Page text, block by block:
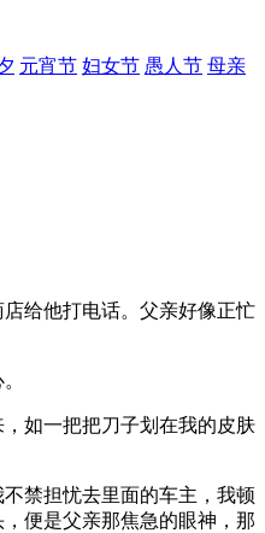
元宵节 妇女节 愚人节 母亲
给他打电话。父亲好像正忙
如一把把刀子划在我的皮肤
禁担忧去里面的车主，我顿
便是父亲那焦急的眼神，那